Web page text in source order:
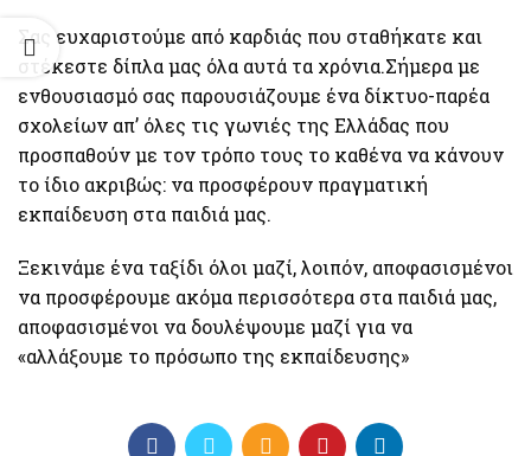
Σας ευχαριστούμε από καρδιάς που σταθήκατε και
στέκεστε δίπλα μας όλα αυτά τα χρόνια.Σήμερα με
ενθουσιασμό σας παρουσιάζουμε ένα δίκτυο-παρέα
σχολείων απ’ όλες τις γωνιές της Ελλάδας που
προσπαθούν με τον τρόπο τους το καθένα να κάνουν
το ίδιο ακριβώς: να προσφέρουν πραγματική
εκπαίδευση στα παιδιά μας.
Ξεκινάμε ένα ταξίδι όλοι μαζί, λοιπόν, αποφασισμένοι
να προσφέρουμε ακόμα περισσότερα στα παιδιά μας,
αποφασισμένοι να δουλέψουμε μαζί για να
«αλλάξουμε το πρόσωπο της εκπαίδευσης»